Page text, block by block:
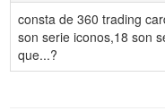
consta de 360 trading
son serie iconos,18 son
que...?